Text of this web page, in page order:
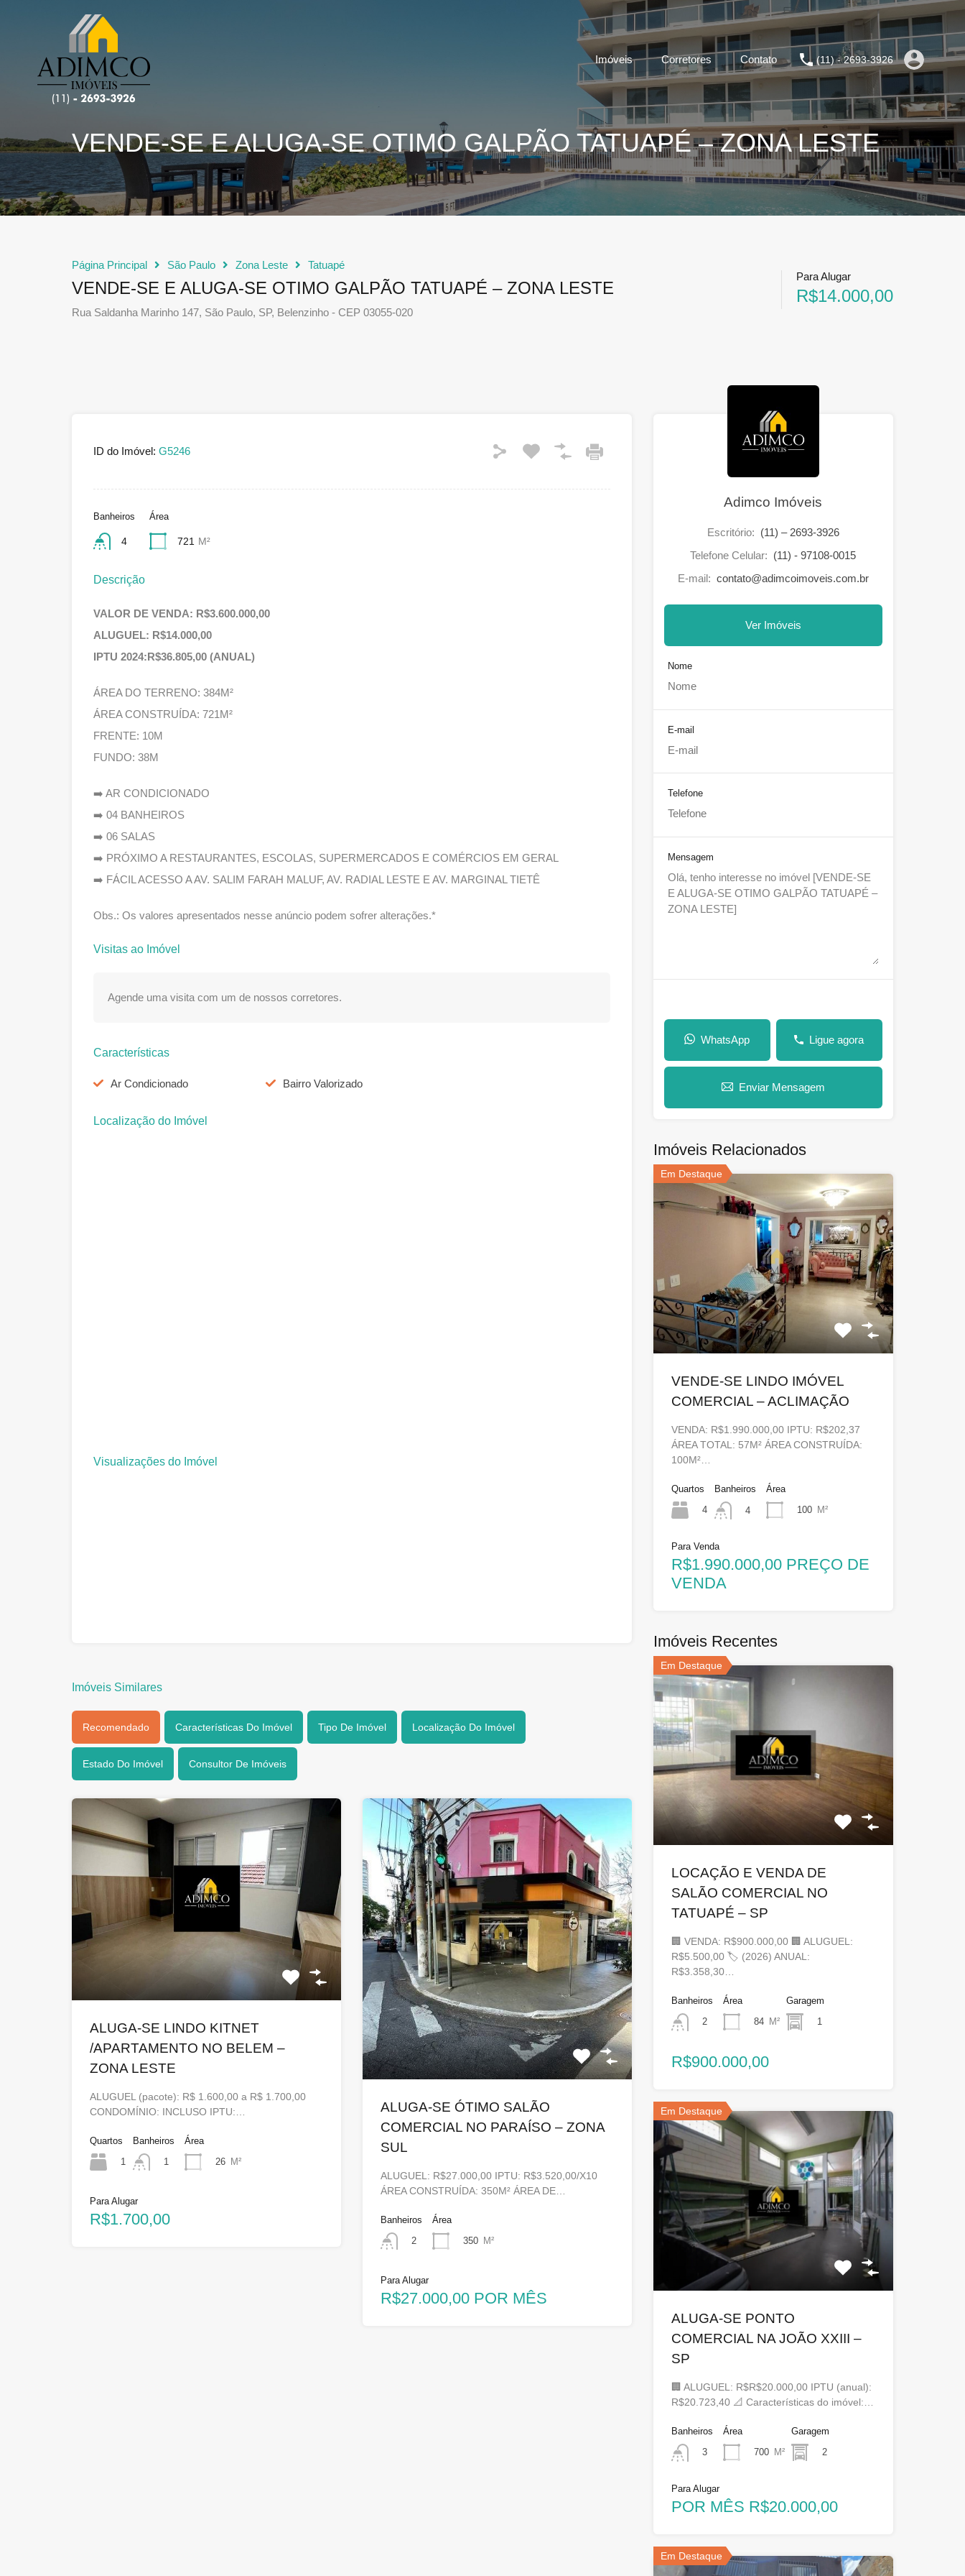
Imóveis Corretores Contato (11) - 2693-3926
VENDE-SE E ALUGA-SE OTIMO GALPÃO TATUAPÉ – ZONA LESTE
Página Principal São Paulo Zona Leste Tatuapé
VENDE-SE E ALUGA-SE OTIMO GALPÃO TATUAPÉ – ZONA LESTE
Rua Saldanha Marinho 147, São Paulo, SP, Belenzinho - CEP 03055-020
Para Alugar
R$14.000,00
ID do Imóvel: G5246
Banheiros
4
Área
721 M²
Descrição
VALOR DE VENDA: R$3.600.000,00
ALUGUEL: R$14.000,00
IPTU 2024:R$36.805,00 (ANUAL)
ÁREA DO TERRENO: 384M²
ÁREA CONSTRUÍDA: 721M²
FRENTE: 10M
FUNDO: 38M
➡️ AR CONDICIONADO
➡️ 04 BANHEIROS
➡️ 06 SALAS
➡️ PRÓXIMO A RESTAURANTES, ESCOLAS, SUPERMERCADOS E COMÉRCIOS EM GERAL
➡️ FÁCIL ACESSO A AV. SALIM FARAH MALUF, AV. RADIAL LESTE E AV. MARGINAL TIETÊ
Obs.: Os valores apresentados nesse anúncio podem sofrer alterações.*
Visitas ao Imóvel
Agende uma visita com um de nossos corretores.
Características
Ar Condicionado Bairro Valorizado
Localização do Imóvel
Visualizações do Imóvel
Imóveis Similares
Recomendado Características Do Imóvel Tipo De Imóvel Localização Do Imóvel
Estado Do Imóvel Consultor De Imóveis
ALUGA-SE LINDO KITNET
/APARTAMENTO NO BELEM –
ZONA LESTE
ALUGUEL (pacote): R$ 1.600,00 a R$ 1.700,00
CONDOMÍNIO: INCLUSO IPTU:…
Quartos
1
Banheiros
1
Área
26 M²
Para Alugar
R$1.700,00
ALUGA-SE ÓTIMO SALÃO
COMERCIAL NO PARAÍSO – ZONA
SUL
ALUGUEL: R$27.000,00 IPTU: R$3.520,00/X10
ÁREA CONSTRUÍDA: 350M² ÁREA DE…
Banheiros
2
Área
350
M²
Para Alugar
R$27.000,00 POR MÊS
Adimco Imóveis
Escritório: (11) – 2693-3926
Telefone Celular: (11) - 97108-0015
E-mail: contato@adimcoimoveis.com.br
Ver Imóveis
Nome
E-mail
Telefone
Mensagem
WhatsApp Ligue agora
Enviar Mensagem
Imóveis Relacionados
Em Destaque
VENDE-SE LINDO IMÓVEL
COMERCIAL – ACLIMAÇÃO
VENDA: R$1.990.000,00 IPTU: R$202,37
ÁREA TOTAL: 57M² ÁREA CONSTRUÍDA:
100M²…
Quartos
4
Banheiros
4
Área
100
M²
Para Venda
R$1.990.000,00 PREÇO DE
VENDA
Imóveis Recentes
Em Destaque
LOCAÇÃO E VENDA DE
SALÃO COMERCIAL NO
TATUAPÉ – SP
🏢 VENDA: R$900.000,00 🏢 ALUGUEL:
R$5.500,00 🏷 (2026) ANUAL:
R$3.358,30…
Banheiros
2
Área
84
M²
Garagem
1
R$900.000,00
Em Destaque
ALUGA-SE PONTO
COMERCIAL NA JOÃO XXIII –
SP
🏢 ALUGUEL: R$R$20.000,00 IPTU (anual):
R$20.723,40 📐 Características do imóvel:…
Banheiros
3
Área
700
M²
Garagem
2
Para Alugar
POR MÊS R$20.000,00
Em Destaque